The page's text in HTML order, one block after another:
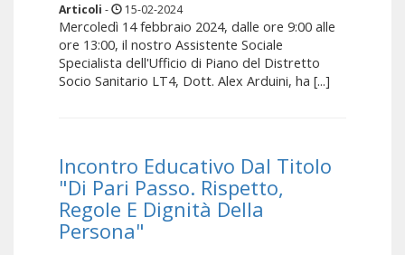
Articoli - 15-02-2024
Mercoledì 14 febbraio 2024, dalle ore 9:00 alle
ore 13:00, il nostro Assistente Sociale
Specialista dell'Ufficio di Piano del Distretto
Socio Sanitario LT4, Dott. Alex Arduini, ha [...]
Incontro Educativo Dal Titolo
"Di Pari Passo. Rispetto,
Regole E Dignità Della
Persona"